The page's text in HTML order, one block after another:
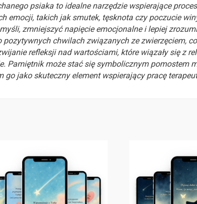
psiaka to idealne narzędzie wspierające
emocji, takich jak smutek, tęsknota czy poczucie
zmniejszyć napięcie emocjonalne i lepiej
chwilach związanych ze zwierzęciem,
refleksji nad wartościami, które wiązały się z
Pamiętnik może stać się symbolicznym pomostem
go jako skuteczny element wspierający pracę